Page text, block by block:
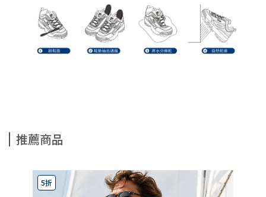
推薦商品
5折